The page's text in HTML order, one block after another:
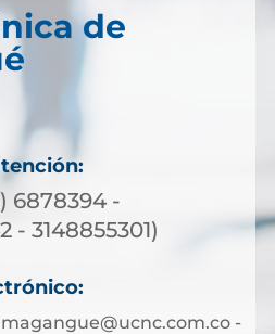
de
6878394 -
- 3148855301)
-